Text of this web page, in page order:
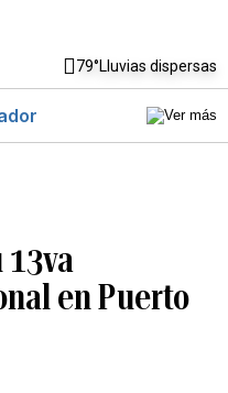
79°Lluvias dispersas
en Puerto